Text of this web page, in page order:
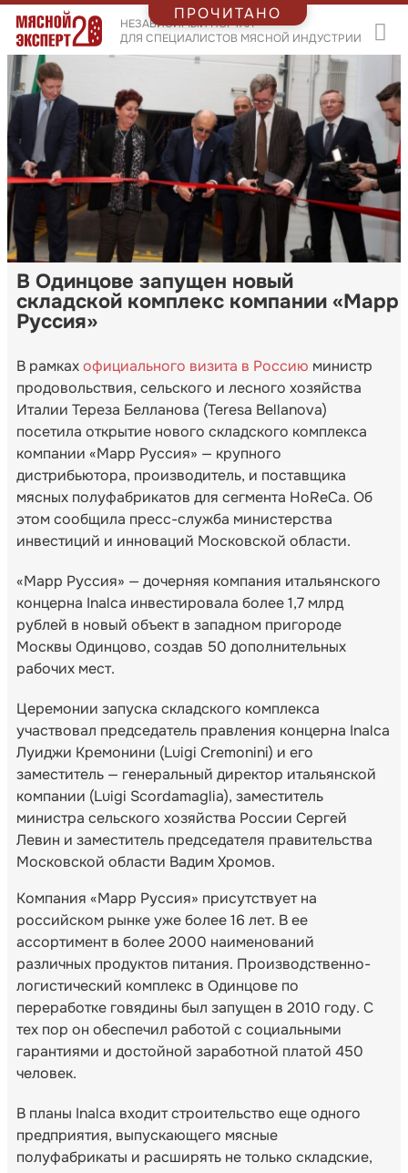
НЕЗАВИСИМЫЙ ПОРТАЛ
ДЛЯ СПЕЦИАЛИСТОВ МЯСНОЙ ИНДУСТРИИ
В Одинцове запущен новый
складской комплекс компании «Марр
Руссия»
В рамкахофициального визита в Россию министр
продовольствия, сельского и лесного хозяйства
Италии Тереза Белланова (Teresa Bellanova)
посетила открытие нового складского комплекса
компании «Марр Руссия» — крупного
дистрибьютора, производитель, и поставщика
мясных полуфабрикатов для сегмента HoReCa. Об
этом сообщила пресс-служба министерства
инвестиций и инноваций Московской области.
«Марр Руссия» — дочерняя компания итальянского
концерна Inalca инвестировала более 1,7 млрд
рублей в новый объект в западном пригороде
Москвы Одинцово, создав 50 дополнительных
рабочих мест.
Церемонии запуска складского комплекса
участвовал председатель правления концерна Inalca
Луиджи Кремонини (Luigi Cremonini) и его
заместитель — генеральный директор итальянской
компании (Luigi Scordamaglia), заместитель
министра сельского хозяйства России Сергей
Левин и заместитель председателя правительства
Московской области Вадим Хромов.
Компания «Марр Руссия» присутствует на
российском рынке уже более 16 лет. В ее
ассортимент в более 2000 наименований
различных продуктов питания. Производственно-
логистический комплекс в Одинцове по
переработке говядины был запущен в 2010 году. С
тех пор он обеспечил работой с социальными
гарантиями и достойной заработной платой 450
человек.
В планы Inalca входит строительство еще одного
предприятия, выпускающего мясные
полуфабрикаты и расширять не только складские,
ПРОЧИТАНО